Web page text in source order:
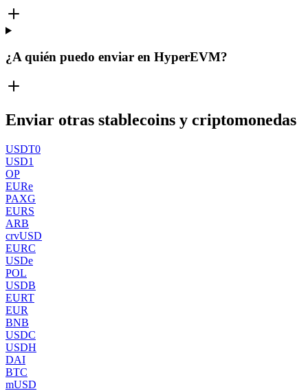
¿A quién puedo enviar en HyperEVM?
Enviar otras stablecoins y criptomonedas
USDT0
USD1
OP
EURe
PAXG
EURS
ARB
crvUSD
EURC
USDe
POL
USDB
EURT
EUR
BNB
USDC
USDH
DAI
BTC
mUSD